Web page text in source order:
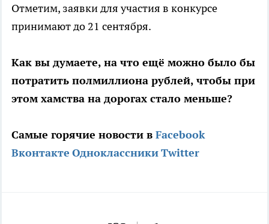
Отметим, заявки для участия в конкурсе
принимают до 21 сентября.
Как вы думаете, на что ещё можно было бы
потратить полмиллиона рублей, чтобы при
этом хамства на дорогах стало меньше?
Самые горячие новости в Facebook
Вконтакте ОдноклассникиTwitter